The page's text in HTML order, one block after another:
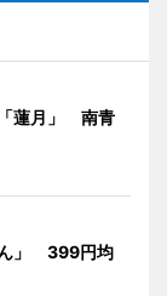
蓮月」 南青
ん」 399円均